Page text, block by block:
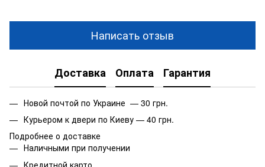
Написать отзыв
Доставка Оплата Гарантия
Новой почтой по Украине — 30 грн.
Курьером к двери по Киеву — 40 грн.
Подробнее о доставке
Наличными при получении
Кредитной карто